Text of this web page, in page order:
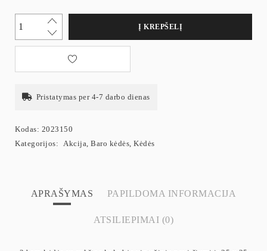
Į KREPŠELĮ
Pristatymas per 4-7 darbo dienas
Kodas: 2023150
Kategorijos: Akcija, Baro kėdės, Kėdės
APRAŠYMAS PAPILDOMA INFORMACIJA
ATSILIEPIMAI (0)